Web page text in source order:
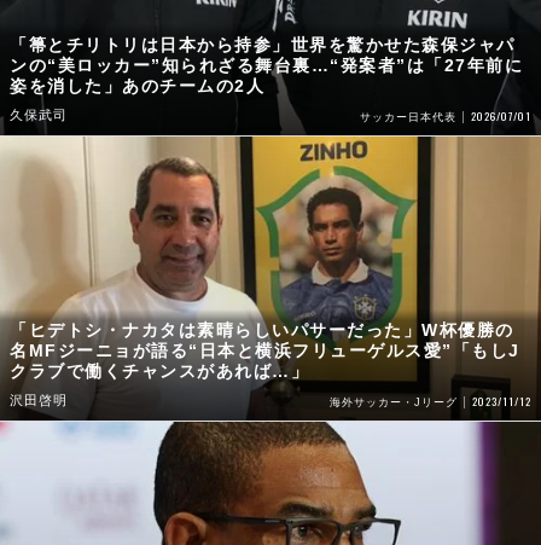
「箒とチリトリは日本から持参」世界を驚かせた森保ジャパ
ンの“美ロッカー”知られざる舞台裏…“発案者”は「27年前に
姿を消した」あのチームの2人
久保武司 サッカー日本代表 2026/07/01
「ヒデトシ・ナカタは素晴らしいパサーだった」W杯優勝の
名MFジーニョが語る“日本と横浜フリューゲルス愛”「もしJ
クラブで働くチャンスがあれば…」
沢田啓明 海外サッカー・Jリーグ 2023/11/12